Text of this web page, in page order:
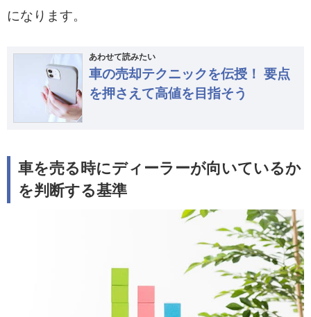
になります。
あわせて読みたい
車の売却テクニックを伝授！ 要点
を押さえて高値を目指そう
車を売る時にディーラーが向いているか
を判断する基準